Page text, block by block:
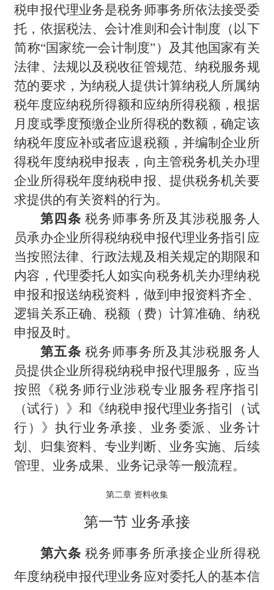
税申报代理业务是税务师事务所依法接受委
托，依据税法、会计准则和会计制度（以下
简称“国家统一会计制度”）及其他国家有关
法律、法规以及税收征管规范、纳税服务规
范的要求，为纳税人提供计算纳税人所属纳
税年度应纳税所得额和应纳所得税额，根据
月度或季度预缴企业所得税的数额，确定该
纳税年度应补或者应退税额，并编制企业所
得税年度纳税申报表，向主管税务机关办理
企业所得税年度纳税申报、提供税务机关要
求提供的有关资料的行为。
第四条 税务师事务所及其涉税服务人
员承办企业所得税纳税申报代理业务指引应
当按照法律、行政法规及相关规定的期限和
内容，代理委托人如实向税务机关办理纳税
申报和报送纳税资料，做到申报资料齐全、
逻辑关系正确、税额（费）计算准确、纳税
申报及时。
第五条 税务师事务所及其涉税服务人
员提供企业所得税纳税申报代理服务，应当
按照《税务师行业涉税专业服务程序指引
（试行）》和《纳税申报代理业务指引（试
行）》执行业务承接、业务委派、业务计
划、归集资料、专业判断、业务实施、后续
管理、业务成果、业务记录等一般流程。
第二章 资料收集
第一节 业务承接
第六条 税务师事务所承接企业所得税
年度纳税申报代理业务应对委托人的基本信